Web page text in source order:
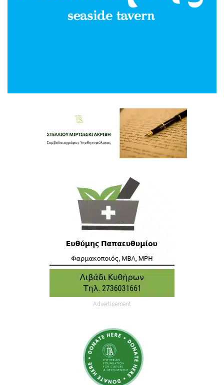
Advertisement